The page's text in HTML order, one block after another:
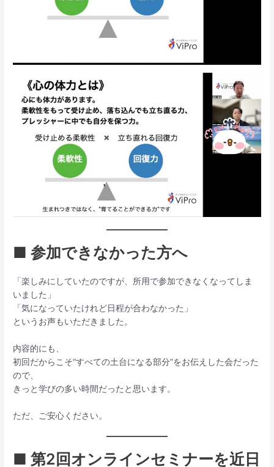
■ 参加できなかった方へ
「楽しみにしていたのですが、所用で参加できなくなってしま
いました」
「気になっていたけれど日程が合わなかった」
というお声もいただきました。
内容的にも、
初回だからこそ“すべての土台になる部分”をお伝えした会だった
ので、
きっと学びの多い時間だったと思います。
ただ、ご安心ください。
■ 第2回オンラインセミナーを近日